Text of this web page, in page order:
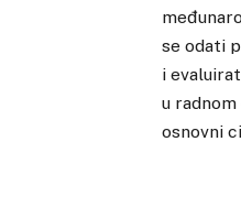
se odati
i
u
osnovni